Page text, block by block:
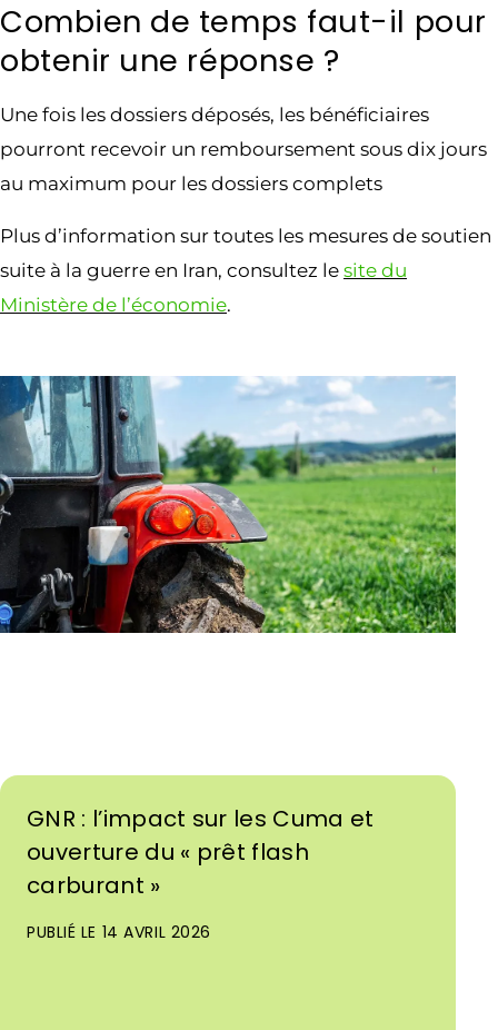
Combien de temps faut-il pour
obtenir une réponse ?
Une fois les dossiers déposés, les bénéficiaires
pourront recevoir un remboursement sous dix jours
au maximum pour les dossiers complets
Plus d’information sur toutes les mesures de soutien
suite à la guerre en Iran, consultez le site du
Ministère de l’économie.
GNR : l’impact sur les Cuma et
ouverture du « prêt flash
carburant »
PUBLIÉ LE 14 AVRIL 2026